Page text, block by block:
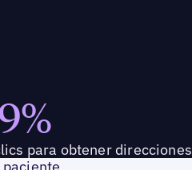
para obtener direcciones